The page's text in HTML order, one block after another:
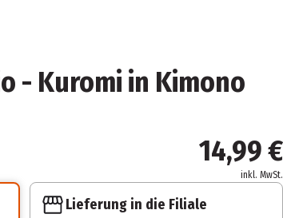
- Kuromi in Kimono
14,99 €
inkl. MwSt.
Lieferung in die Filiale